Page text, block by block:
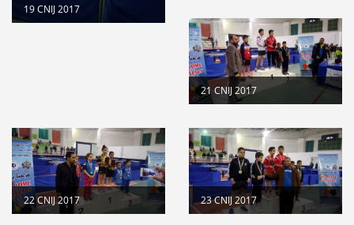
19 CNIJ 2017
21 CNIJ 2017
22 CNIJ 2017 23 CNIJ 2017